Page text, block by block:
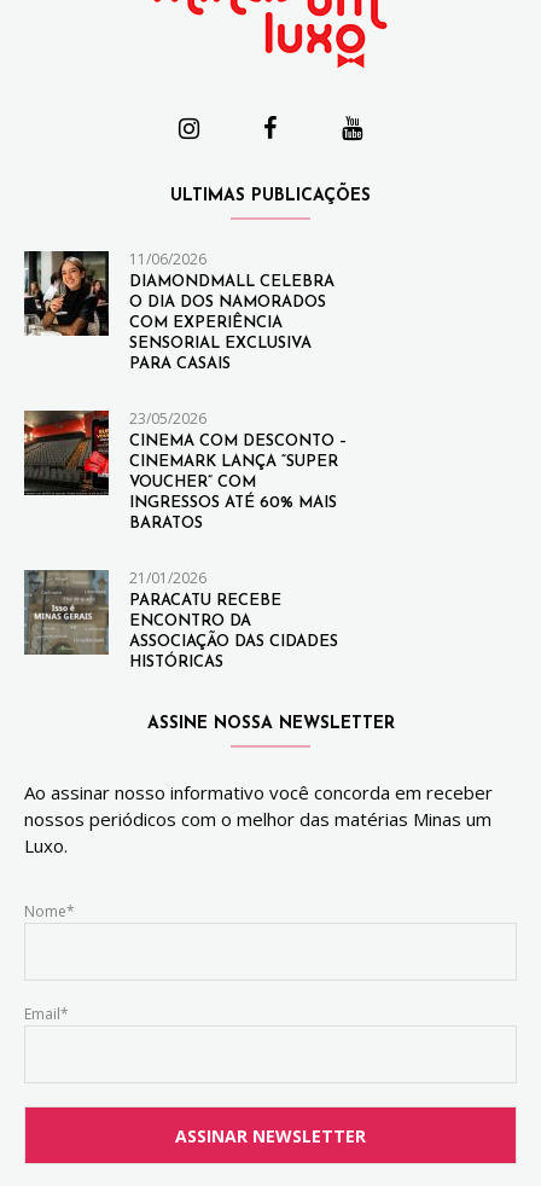
ULTIMAS PUBLICAÇÕES
11/06/2026
DIAMONDMALL CELEBRA
O DIA DOS NAMORADOS
COM EXPERIÊNCIA
SENSORIAL EXCLUSIVA
PARA CASAIS
23/05/2026
CINEMA COM DESCONTO –
CINEMARK LANÇA “SUPER
VOUCHER” COM
INGRESSOS ATÉ 60% MAIS
BARATOS
21/01/2026
PARACATU RECEBE
ENCONTRO DA
ASSOCIAÇÃO DAS CIDADES
HISTÓRICAS
ASSINE NOSSA NEWSLETTER
Ao assinar nosso informativo você concorda em receber
nossos periódicos com o melhor das matérias Minas um
Luxo.
Nome*
Email*